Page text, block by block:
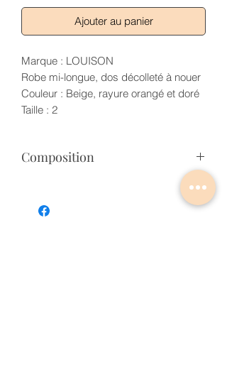
Ajouter au panier
Marque : LOUISON
Robe mi-longue, dos décolleté à nouer
Couleur : Beige, rayure orangé et doré
Taille : 2
Composition
POLYESTER / DOUBLURE : 100%